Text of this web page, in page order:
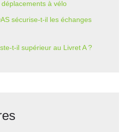
à vélo
sécurise-t-il les échanges
t-il supérieur au Livret A ?